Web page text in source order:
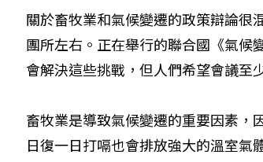
關於畜牧業和氣候變遷的政策辯論很
團所左右。正在舉行的聯合國《氣候
會解決這些挑戰，但人們希望會議至
畜牧業是導致氣候變遷的重要因素，
日復一日打嗝也會排放強大的溫室氣